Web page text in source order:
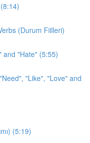
(Durum Fiilleri)
and "Hate" (5:55)
"Like", "Love" and
(5:19)